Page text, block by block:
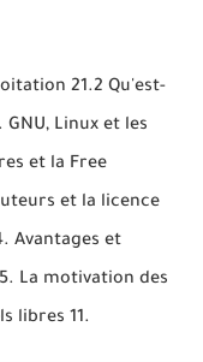
21.2 Qu'est-
Linux et les
et la Free
et la licence
Avantages et
La motivation des
libres 11.